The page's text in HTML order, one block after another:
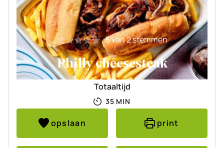
5van2stemmen
Philly cheesesteak
Totaaltijd
35MINUTEN
MIN
opslaan print